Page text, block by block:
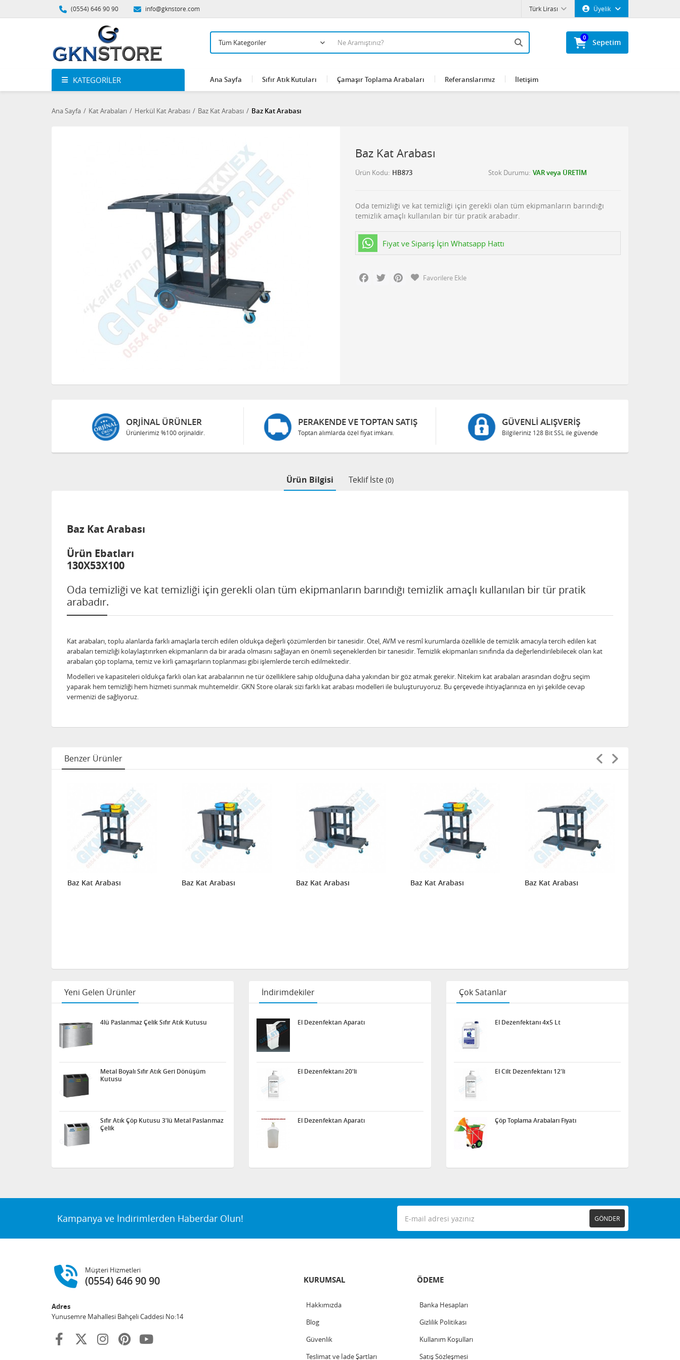
(0554) 646 90 90 info@gknstore.com Üyelik
Türk Lirası
Sepetim
0
KATEGORILER Ana Sayfa Sıfır Atık Kutuları Çamaşır Toplama Arabaları Referanslarımız İletişim
Ana Sayfa Kat Arabaları Herkül Kat Arabası Baz Kat Arabası Baz Kat Arabası
Baz Kat Arabası
Ürün Kodu HB873 Stok Durumu VAR veya ÜRETİM
Oda temizliği ve kat temizliği için gerekli olan tüm ekipmanların barındığı
temizlik amaçlı kullanılan bir tür pratik arabadır.
Fiyat ve Sipariş İçin Whatsapp Hattı
Facebook
Twitter PinterestFavorilere Ekle
ORJINAL ÜRÜNLER
Ürünlerimiz %100 orjinaldir.
PERAKENDE VE TOPTAN SATIŞ
Toptan alımlarda özel fiyat imkanı.
GÜVENLI ALIŞVERIŞ
Bilgileriniz 128 Bit SSL ile güvende
Ürün Bilgisi Teklif İste (0)
Baz Kat Arabası
Ürün Ebatları
130X53X100
Oda temizliği ve kat temizliği için gerekli olan tüm ekipmanların barındığı temizlik amaçlı kullanılan bir tür pratik
arabadır.
Kat arabaları, toplu alanlarda farklı amaçlarla tercih edilen oldukça değerli çözümlerden bir tanesidir. Otel, AVM ve resmî kurumlarda özellikle de temizlik amacıyla tercih edilen kat
arabaları temizliği kolaylaştırırken ekipmanların da bir arada olmasını sağlayan en önemli seçeneklerden bir tanesidir. Temizlik ekipmanları sınıfında da değerlendirilebilecek olan kat
arabaları çöp toplama, temiz ve kirli çamaşırların toplanması gibi işlemlerde tercih edilmektedir.
Modelleri ve kapasiteleri oldukça farklı olan kat arabalarının ne tür özelliklere sahip olduğuna daha yakından bir göz atmak gerekir. Nitekim kat arabaları arasından doğru seçim
yaparak hem temizliği hem hizmeti sunmak muhtemeldir. GKN Store olarak sizi farklı kat arabası modelleri ile buluşturuyoruz. Bu çerçevede ihtiyaçlarınıza en iyi şekilde cevap
vermenizi de sağlıyoruz.
Benzer Ürünler
Baz Kat Arabası Baz Kat Arabası Baz Kat Arabası Baz Kat Arabası Baz Kat Arabası
Yeni Gelen Ürünler
4lü Paslanmaz Çelik Sıfır Atık Kutusu
Metal Boyalı Sıfır Atık Geri Dönüşüm
Kutusu
Sıfır Atık Çöp Kutusu 3'lü Metal Paslanmaz
Çelik
İndirimdekiler
El Dezenfektan Aparatı
El Dezenfektanı 20'li
El Dezenfektan Aparatı
Çok Satanlar
El Dezenfektanı 4x5 Lt
El Cilt Dezenfektanı 12'li
Çöp Toplama Arabaları Fiyatı
Kampanya ve İndirimlerden Haberdar Olun! GÖNDER
Müşteri Hizmetleri
(0554) 646 90 90
Adres
Yunusemre Mahallesi Bahçeli Caddesi No:14
KURUMSAL
Hakkımızda
Blog
Güvenlik
Teslimat ve İade Şartları
ÖDEME
Banka Hesapları
Gizlilik Politikası
Kullanım Koşulları
Satış Sözleşmesi